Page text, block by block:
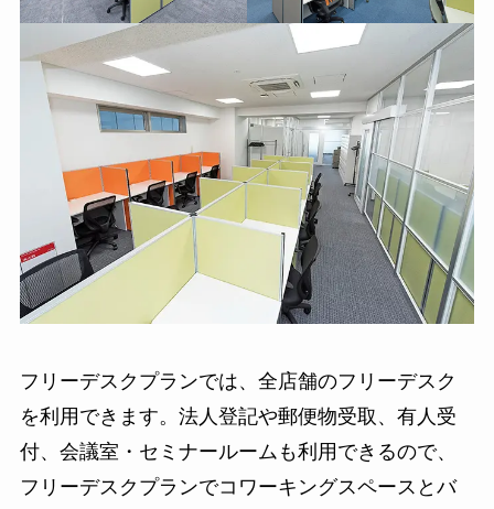
フリーデスクプランでは、全店舗のフリーデスク
を利用できます。法人登記や郵便物受取、有人受
付、会議室・セミナールームも利用できるので、
フリーデスクプランでコワーキングスペースとバ